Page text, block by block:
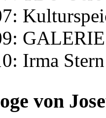
GALERIE
Irma
von